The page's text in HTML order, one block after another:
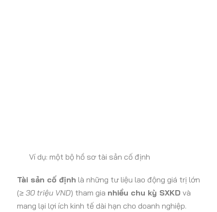
Ví dụ: một bộ hồ sơ tài sản cố định
Tài sản cố định là những tư liệu lao động giá trị lớn
(≥ 30 triệu VND) tham gia nhiều chu kỳ SXKD và
mang lại lợi ích kinh tế dài hạn cho doanh nghiệp.